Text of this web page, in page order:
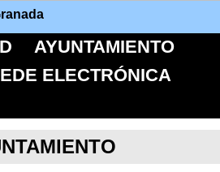
AYUNTAMIENTO
ELECTRÓNICA